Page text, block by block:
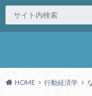
HOME 行動経済学